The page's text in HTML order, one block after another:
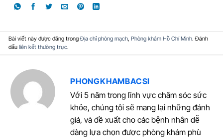
Bài viết này được đăng trongĐịa chỉ phòng mạch, Phòng khám Hồ Chí Minh. Đánh
dấu liên kết thường trực.
PHONGKHAMBACSI
Với 5 năm trong lĩnh vực chăm sóc sức
khỏe, chúng tôi sẽ mang lại những đánh
giá, và đề xuất cho các bệnh nhân dễ
dàng lựa chọn được phòng khám phù